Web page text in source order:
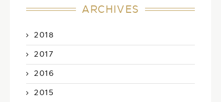
ARCHIVES
2018
2017
2016
2015